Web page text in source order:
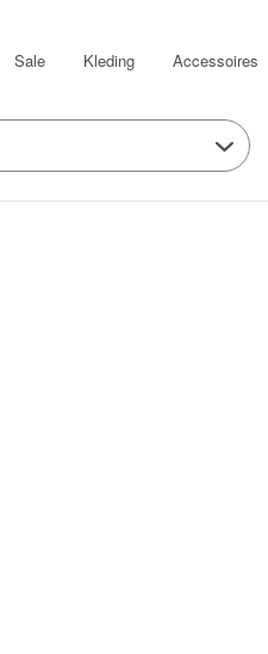
Sale Kleding Accessoires